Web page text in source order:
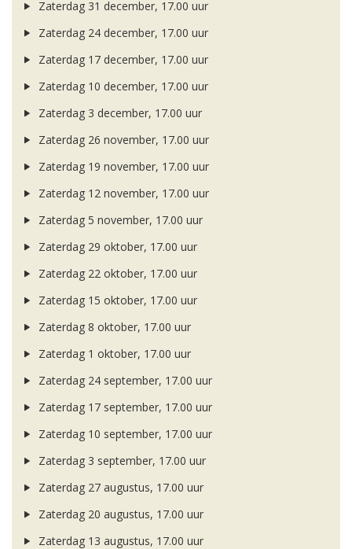
Zaterdag 31 december, 17.00 uur
Zaterdag 24 december, 17.00 uur
Zaterdag 17 december, 17.00 uur
Zaterdag 10 december, 17.00 uur
Zaterdag 3 december, 17.00 uur
Zaterdag 26 november, 17.00 uur
Zaterdag 19 november, 17.00 uur
Zaterdag 12 november, 17.00 uur
Zaterdag 5 november, 17.00 uur
Zaterdag 29 oktober, 17.00 uur
Zaterdag 22 oktober, 17.00 uur
Zaterdag 15 oktober, 17.00 uur
Zaterdag 8 oktober, 17.00 uur
Zaterdag 1 oktober, 17.00 uur
Zaterdag 24 september, 17.00 uur
Zaterdag 17 september, 17.00 uur
Zaterdag 10 september, 17.00 uur
Zaterdag 3 september, 17.00 uur
Zaterdag 27 augustus, 17.00 uur
Zaterdag 20 augustus, 17.00 uur
Zaterdag 13 augustus, 17.00 uur